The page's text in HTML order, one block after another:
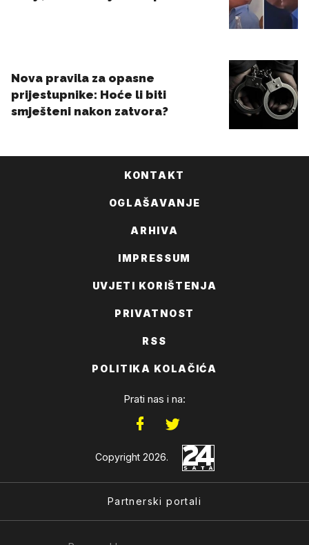
KONTAKT
OGLAŠAVANJE
ARHIVA
IMPRESSUM
UVJETI KORIŠTENJA
PRIVATNOST
RSS
POLITIKA KOLAČIĆA
Prati nas i na:
Copyright 2026.
Partnerski portali